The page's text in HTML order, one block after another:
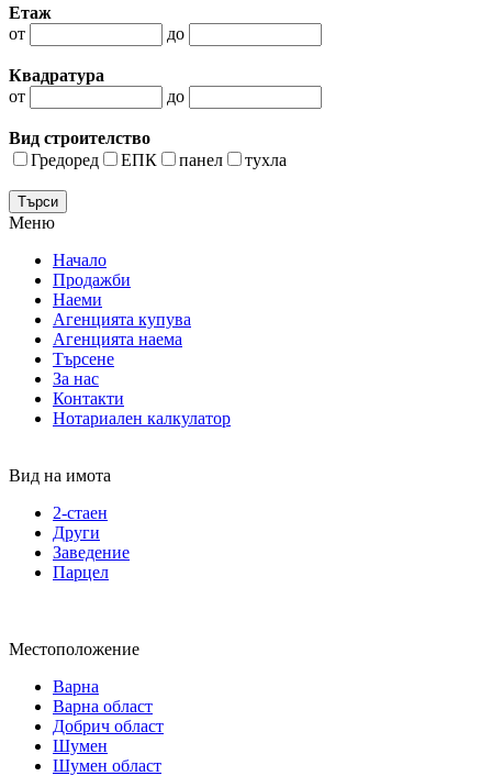
Етаж
от
до
Квадратура
от
до
Вид строителство
Гредоред
ЕПК панел тухла
Меню
Начало
Продажби
Наеми
Агенцията купува
Агенцията наема
Търсене
За нас
Контакти
Нотариален калкулатор
Вид на имота
2-стаен
Други
Заведение
Парцел
Местоположение
Варна
Варна област
Добрич област
Шумен
Шумен област